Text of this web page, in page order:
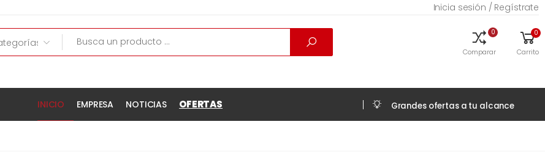
Inicia sesión / Regístrate
0
Comparar
0
Carrito
INICIO EMPRESA NOTICIAS OFERTAS Grandes ofertas a tu alcance